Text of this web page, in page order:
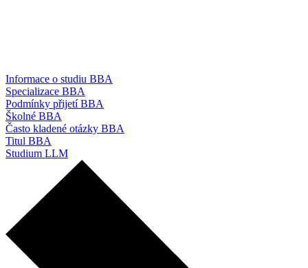
Informace o studiu BBA
Specializace BBA
Podmínky přijetí BBA
Školné BBA
Často kladené otázky BBA
Titul BBA
Studium LLM